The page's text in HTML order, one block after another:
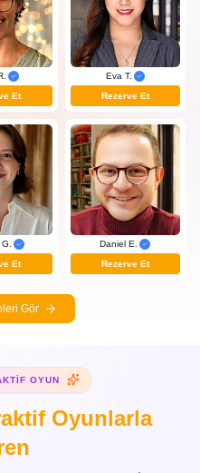
Et
Eva T.
Rezerve Et
Et
Daniel E.
Rezerve Et
Gör
OYUN
Oyunlarla